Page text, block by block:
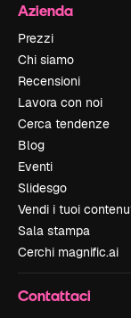
Azienda
Prezzi
Chi siamo
Recensioni
Lavora con noi
Cerca tendenze
Blog
Eventi
Slidesgo
Vendi i tuoi
Sala stampa
Cerchi magnific.ai
Contattaci